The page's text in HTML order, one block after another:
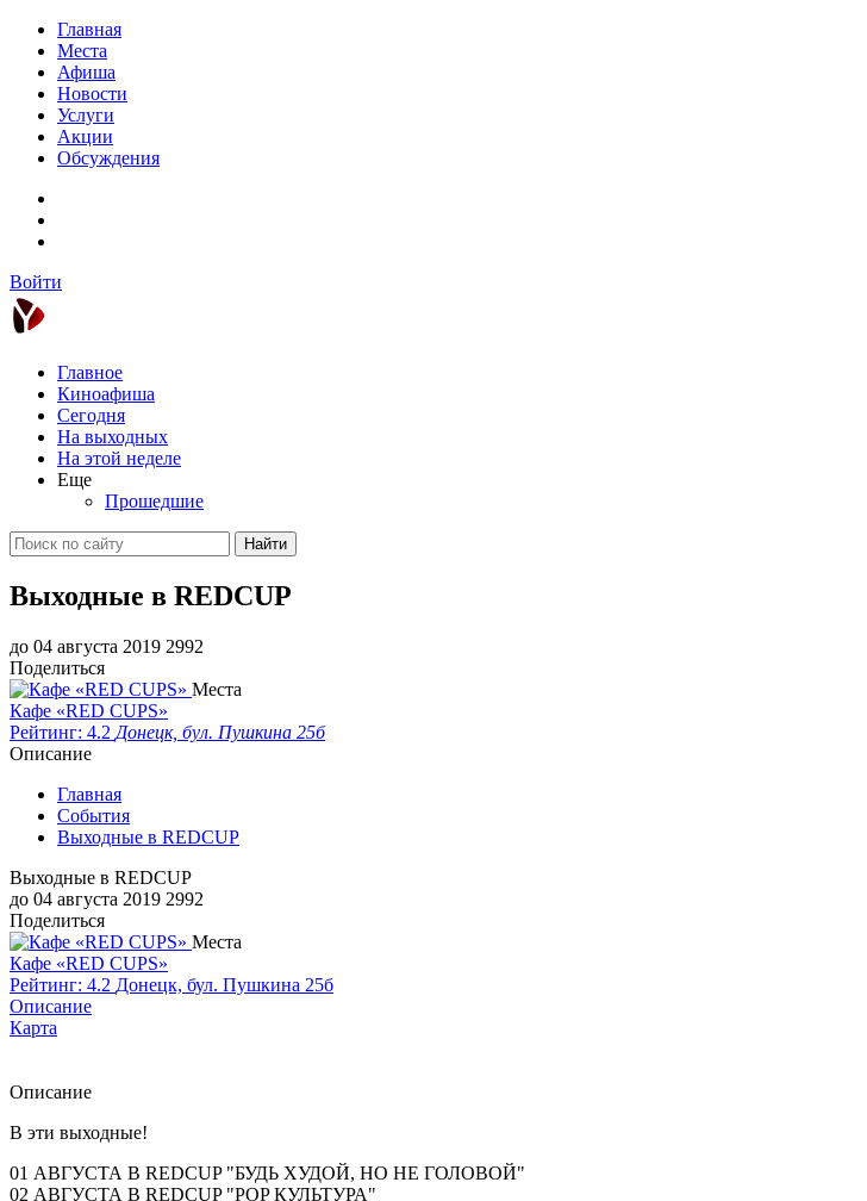
Главная
Места
Афиша
Новости
Услуги
Акции
Обсуждения
Войти
Главное
Киноафиша
Сегодня
На выходных
На этой неделе
Еще
Прошедшие
Найти
Выходные в REDCUP
до 04 августа 2019 2992
Поделиться
Места
Кафе «RED CUPS»
Рейтинг: 4.2 Донецк, бул. Пушкина 25б
Описание
Главная
События
Выходные в REDCUP
Выходные в REDCUP
до 04 августа 2019 2992
Поделиться
Места
Кафе «RED CUPS»
Рейтинг: 4.2 Донецк, бул. Пушкина 25б
Описание
Карта
Описание
В эти выходные!
01 АВГУСТА В REDCUP "БУДЬ ХУДОЙ, НО НЕ ГОЛОВОЙ"
02 АВГУСТА В REDCUP "POP КУЛЬТУРА"